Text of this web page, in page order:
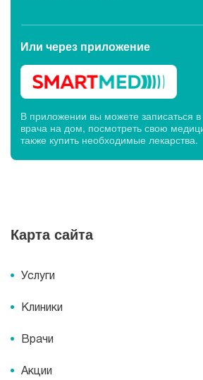
Или через приложение
В приложении вы можете записаться в
врача на дом, посмотреть свою
также купить необходимые лекарства.
Карта сайта
Услуги
Клиники
Врачи
Акции